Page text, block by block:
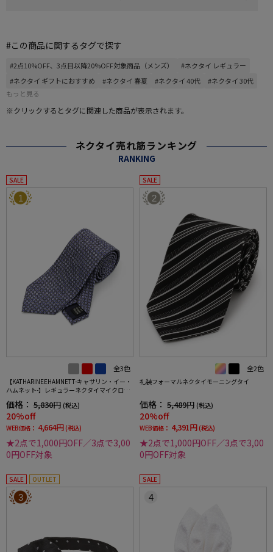
#この商品に関するタグで探す
#2点10%OFF、3点目以降20%OFF対象商品（メンズ）
#ネクタイ レギュラー
#ネクタイ ギフトにおすすめ
#ネクタイ 春夏 #ネクタイ 40代
#ネクタイ 30代
もっと見る
※クリックするとタグに関連した商品が表示されます。
ネクタイ売れ筋ランキング
RANKING
SALE
1
全3色
【KATHARINEEHAMNETT-キャサリン・イー・
ハムネット-】レギュラーネクタイマイクロパ
ターンシルク100%7.5cm巾
価格： 5,830円 (税込)
20%off
WEB価格： 4,664円 (税込)
★2点で1,000円OFF／3点で3,00
0円OFF対象
SALE
2
全2色
礼装フォーマルネクタイモーニングタイ
価格： 5,489円 (税込)
20%off
WEB価格： 4,391円 (税込)
★2点で1,000円OFF／3点で3,00
0円OFF対象
SALE OUTLET
3
SALE
4